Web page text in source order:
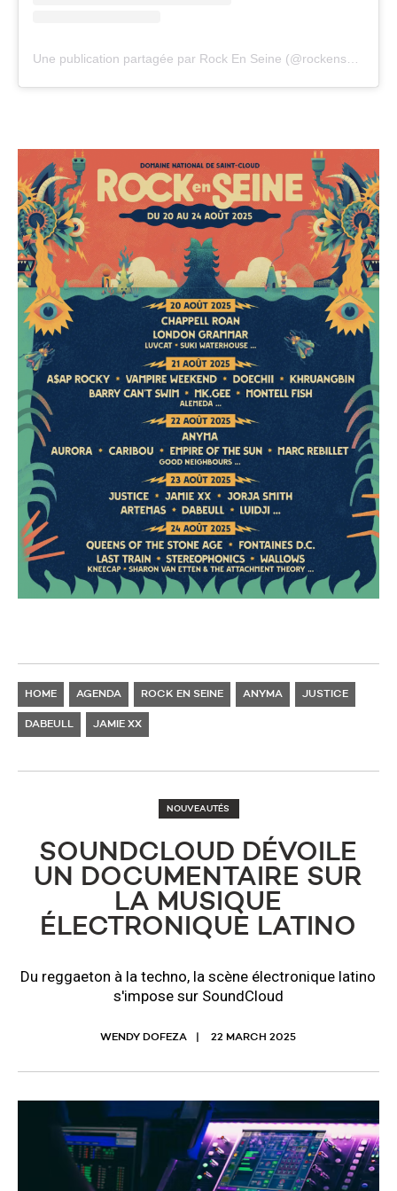
Une publication partagée par Rock En Seine (@rockenseine)
HOME AGENDA ROCK EN SEINE ANYMA JUSTICE
DABEULL JAMIE XX
NOUVEAUTÉS
SOUNDCLOUD DÉVOILE
UN DOCUMENTAIRE SUR
LA MUSIQUE
ÉLECTRONIQUE LATINO
Du reggaeton à la techno, la scène électronique latino
s'impose sur SoundCloud
WENDY DOFEZA 22 MARCH 2025